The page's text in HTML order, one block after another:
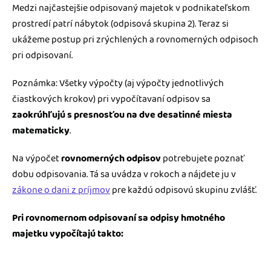
Medzi najčastejšie odpisovaný majetok v podnikateľskom
prostredí patrí nábytok (odpisová skupina 2). Teraz si
ukážeme postup pri zrýchlených a rovnomerných odpisoch
pri odpisovaní.
Poznámka: Všetky výpočty (aj výpočty jednotlivých
čiastkových krokov) pri vypočítavaní odpisov sa
zaokrúhľujú s presnosťou na dve desatinné miesta
matematicky.
Na výpočetrovnomerných odpisov potrebujete poznať
dobu odpisovania. Tá sa uvádza v rokoch a nájdete ju v
zákone o dani z príjmovpre každú odpisovú skupinu zvlášť.
Pri rovnomernom odpisovaní sa odpisy hmotného
majetku vypočítajú takto: